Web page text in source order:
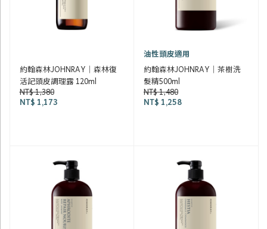
約翰森林JOHNRAY｜森林復
活記頭皮調理露 120ml
NT$ 1,380
NT$ 1,173
油性頭皮適用
約翰森林JOHNRAY｜茶樹洗
髮精500ml
NT$ 1,480
NT$ 1,258